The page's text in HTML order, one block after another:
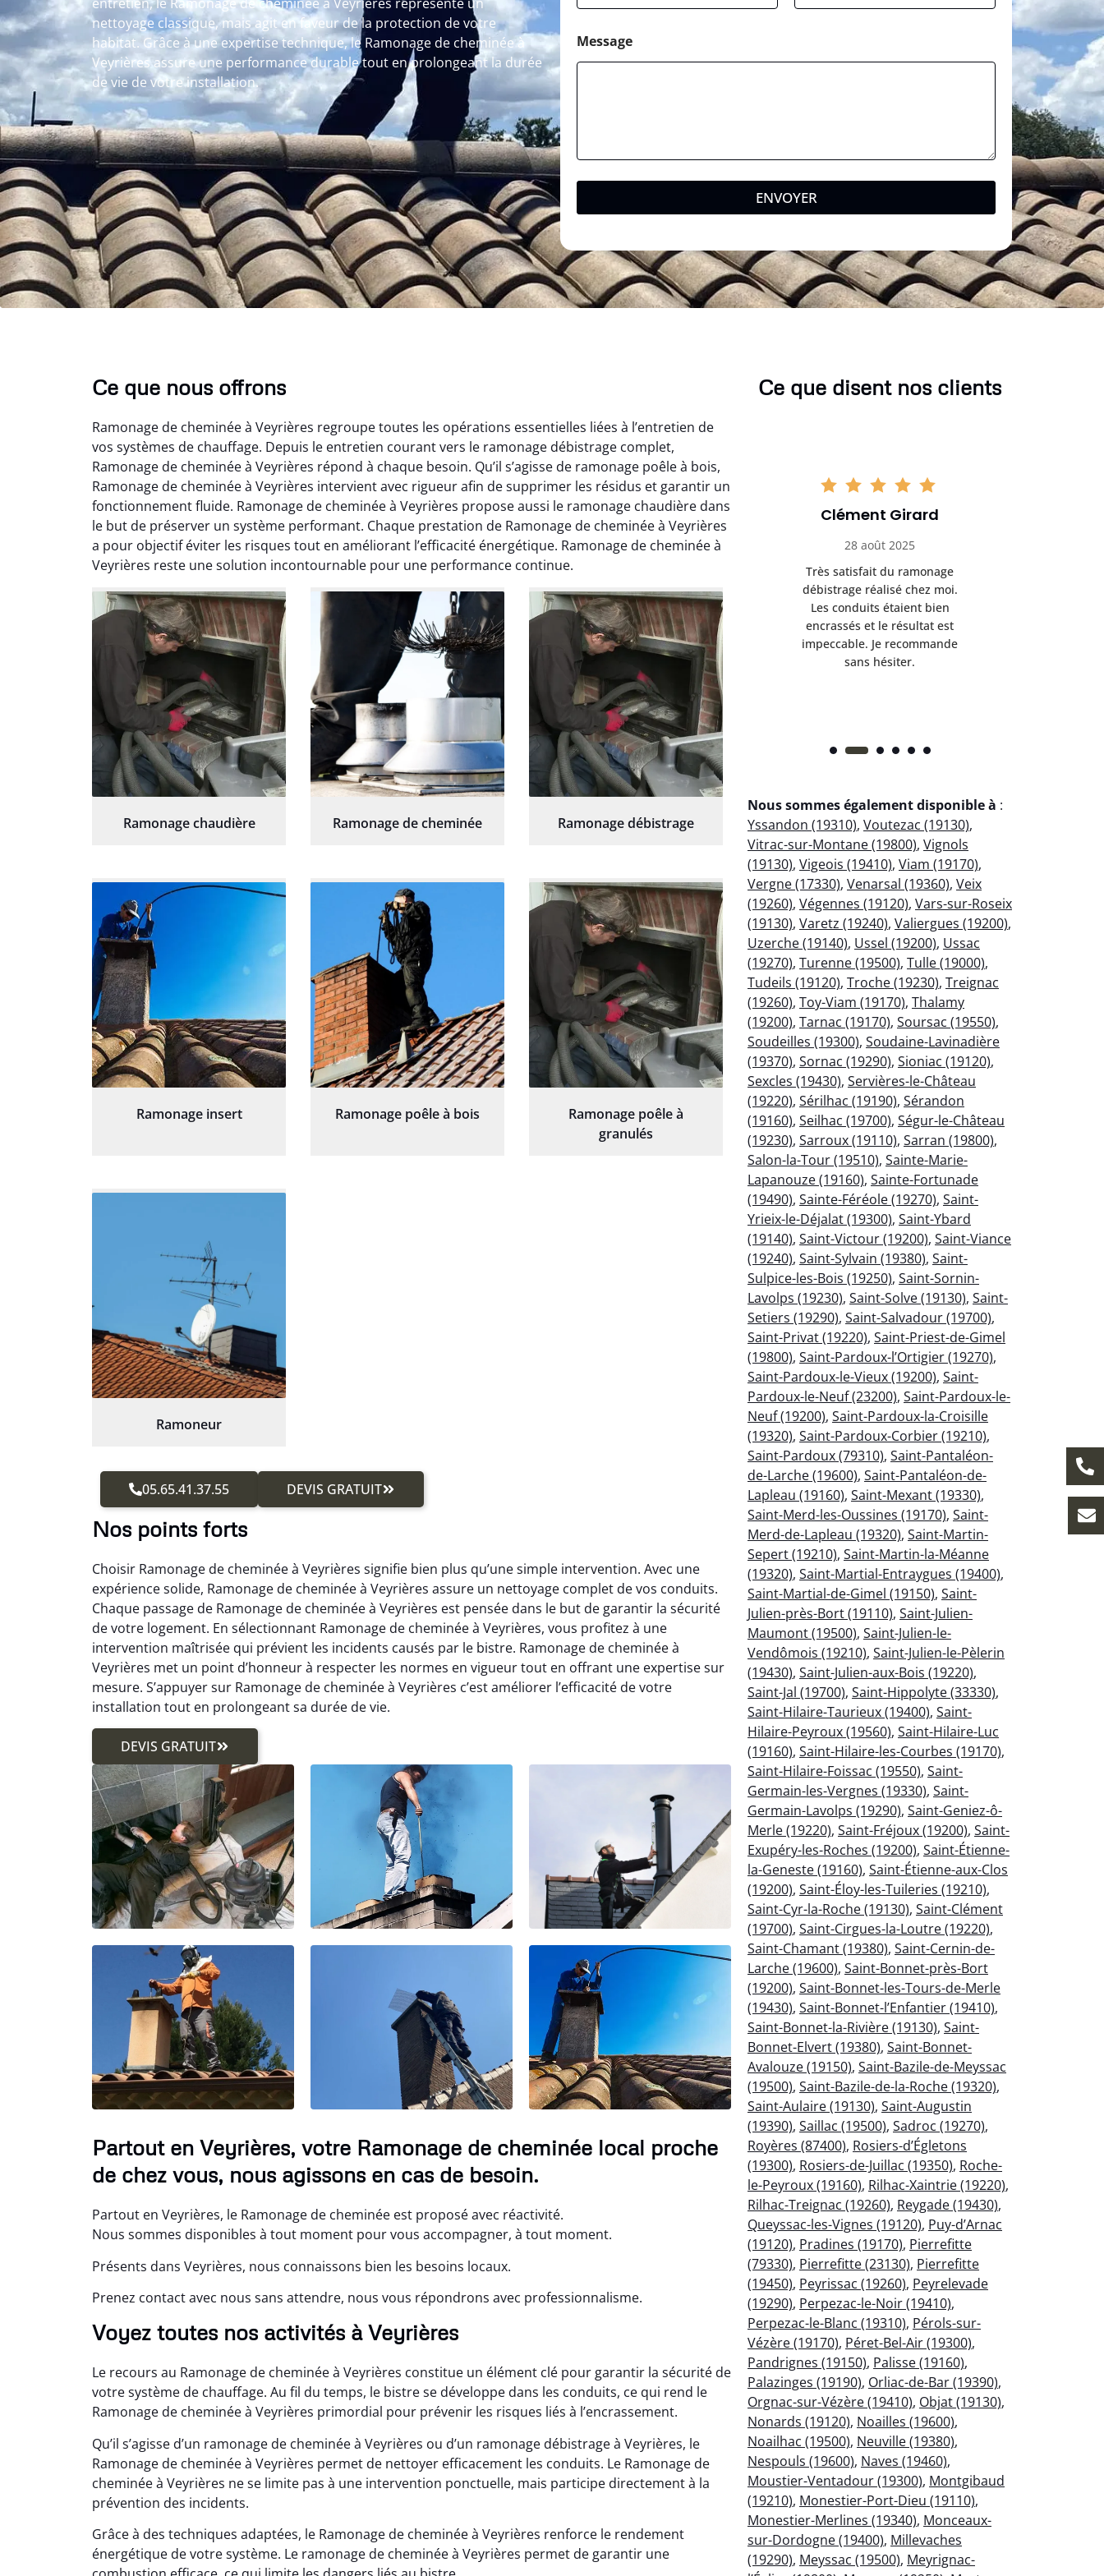
nettoyage classique, mais agit en faveur de la protection de votre
habitat. Grâce à une expertise technique, le Ramonage de cheminée à
Veyrières assure une performance durable tout en prolongeant la durée
de vie de votre installation.
Message
ENVOYER
Ce que nous offrons
Ramonage de cheminée à Veyrières regroupe toutes les opérations essentielles liées à l’entretien de
vos systèmes de chauffage. Depuis le entretien courant vers le ramonage débistrage complet,
Ramonage de cheminée à Veyrières répond à chaque besoin. Qu’il s’agisse de ramonage poêle à bois,
Ramonage de cheminée à Veyrières intervient avec rigueur afin de supprimer les résidus et garantir un
fonctionnement fluide. Ramonage de cheminée à Veyrières propose aussi le ramonage chaudière dans
le but de préserver un système performant. Chaque prestation de Ramonage de cheminée à Veyrières
a pour objectif éviter les risques tout en améliorant l’efficacité énergétique. Ramonage de cheminée à
Veyrières reste une solution incontournable pour une performance continue.
Ramonage chaudière Ramonage de cheminée Ramonage débistrage
Ramonage insert Ramonage poêle à bois
Ramonage poêle à
granulés
Ramoneur
05.65.41.37.55 DEVIS GRATUIT
Nos points forts
Choisir Ramonage de cheminée à Veyrières signifie bien plus qu’une simple intervention. Avec une
expérience solide, Ramonage de cheminée à Veyrières assure un nettoyage complet de vos conduits.
Chaque passage de Ramonage de cheminée à Veyrières est pensée dans le but de garantir la sécurité
de votre logement. En sélectionnant Ramonage de cheminée à Veyrières, vous profitez à une
intervention maîtrisée qui prévient les incidents causés par le bistre. Ramonage de cheminée à
Veyrières met un point d’honneur à respecter les normes en vigueur tout en offrant une expertise sur
mesure. S’appuyer sur Ramonage de cheminée à Veyrières c’est améliorer l’efficacité de votre
installation tout en prolongeant sa durée de vie.
DEVIS GRATUIT
Partout en Veyrières, votre Ramonage de cheminée local proche
de chez vous, nous agissons en cas de besoin.
Partout en Veyrières, le Ramonage de cheminée est proposé avec réactivité.
Nous sommes disponibles à tout moment pour vous accompagner, à tout moment.
Présents dans Veyrières, nous connaissons bien les besoins locaux.
Prenez contact avec nous sans attendre, nous vous répondrons avec professionnalisme.
Voyez toutes nos activités à Veyrières
Le recours au Ramonage de cheminée à Veyrières constitue un élément clé pour garantir la sécurité de
votre système de chauffage. Au fil du temps, le bistre se développe dans les conduits, ce qui rend le
Ramonage de cheminée à Veyrières primordial pour prévenir les risques liés à l’encrassement.
Qu’il s’agisse d’un ramonage de cheminée à Veyrières ou d’un ramonage débistrage à Veyrières, le
Ramonage de cheminée à Veyrières permet de nettoyer efficacement les conduits. Le Ramonage de
cheminée à Veyrières ne se limite pas à une intervention ponctuelle, mais participe directement à la
prévention des incidents.
Grâce à des techniques adaptées, le Ramonage de cheminée à Veyrières renforce le rendement
énergétique de votre système. Le ramonage de cheminée à Veyrières permet de garantir une
Ce que disent nos clients
Nicolas Perrin
22 janvier 2026
Intervention rapide et très
propre pour le ramonage
débistrage. On sent tout de
suite la différence au niveau
du tirage. Très satisfait.
Yannick Morel
12 juillet 2025
Intervention très efficace
pour le ramonage débistrage
de ma cheminée. Le tirage
est nettement meilleur et
plus aucune odeur. Travail
propre et rapide.
Clément Girard
28 août 2025
Très satisfait du ramonage
débistrage réalisé chez moi.
Les conduits étaient bien
encrassés et le résultat est
impeccable. Je recommande
sans hésiter.
Nous sommes également disponible à :
Yssandon (19310), Voutezac (19130),
Vitrac-sur-Montane (19800), Vignols
(19130), Vigeois (19410), Viam (19170),
Vergne (17330), Venarsal (19360), Veix
(19260), Végennes (19120), Vars-sur-Roseix
(19130), Varetz (19240), Valiergues (19200),
Uzerche (19140), Ussel (19200), Ussac
(19270), Turenne (19500), Tulle (19000),
Tudeils (19120), Troche (19230), Treignac
(19260), Toy-Viam (19170), Thalamy
(19200), Tarnac (19170), Soursac (19550),
Soudeilles (19300), Soudaine-Lavinadière
(19370), Sornac (19290), Sioniac (19120),
Sexcles (19430), Servières-le-Château
(19220), Sérilhac (19190), Sérandon
(19160), Seilhac (19700), Ségur-le-Château
(19230), Sarroux (19110), Sarran (19800),
Salon-la-Tour (19510), Sainte-Marie-
Lapanouze (19160), Sainte-Fortunade
(19490), Sainte-Féréole (19270), Saint-
Yrieix-le-Déjalat (19300), Saint-Ybard
(19140), Saint-Victour (19200), Saint-Viance
(19240), Saint-Sylvain (19380), Saint-
Sulpice-les-Bois (19250), Saint-Sornin-
Lavolps (19230), Saint-Solve (19130), Saint-
Setiers (19290), Saint-Salvadour (19700),
Saint-Privat (19220), Saint-Priest-de-Gimel
(19800), Saint-Pardoux-l’Ortigier (19270),
Saint-Pardoux-le-Vieux (19200), Saint-
Pardoux-le-Neuf (23200), Saint-Pardoux-le-
Neuf (19200), Saint-Pardoux-la-Croisille
(19320), Saint-Pardoux-Corbier (19210),
Saint-Pardoux (79310), Saint-Pantaléon-
de-Larche (19600), Saint-Pantaléon-de-
Lapleau (19160), Saint-Mexant (19330),
Saint-Merd-les-Oussines (19170), Saint-
Merd-de-Lapleau (19320), Saint-Martin-
Sepert (19210), Saint-Martin-la-Méanne
(19320), Saint-Martial-Entraygues (19400),
Saint-Martial-de-Gimel (19150), Saint-
Julien-près-Bort (19110), Saint-Julien-
Maumont (19500), Saint-Julien-le-
Vendômois (19210), Saint-Julien-le-Pèlerin
(19430), Saint-Julien-aux-Bois (19220),
Saint-Jal (19700), Saint-Hippolyte (33330),
Saint-Hilaire-Taurieux (19400), Saint-
Hilaire-Peyroux (19560), Saint-Hilaire-Luc
(19160), Saint-Hilaire-les-Courbes (19170),
Saint-Hilaire-Foissac (19550), Saint-
Germain-les-Vergnes (19330), Saint-
Germain-Lavolps (19290), Saint-Geniez-ô-
Merle (19220), Saint-Fréjoux (19200), Saint-
Exupéry-les-Roches (19200), Saint-Étienne-
la-Geneste (19160), Saint-Étienne-aux-Clos
(19200), Saint-Éloy-les-Tuileries (19210),
Saint-Cyr-la-Roche (19130), Saint-Clément
(19700), Saint-Cirgues-la-Loutre (19220),
Saint-Chamant (19380), Saint-Cernin-de-
Larche (19600), Saint-Bonnet-près-Bort
(19200), Saint-Bonnet-les-Tours-de-Merle
(19430), Saint-Bonnet-l’Enfantier (19410),
Saint-Bonnet-la-Rivière (19130), Saint-
Bonnet-Elvert (19380), Saint-Bonnet-
Avalouze (19150), Saint-Bazile-de-Meyssac
(19500), Saint-Bazile-de-la-Roche (19320),
Saint-Aulaire (19130), Saint-Augustin
(19390), Saillac (19500), Sadroc (19270),
Royères (87400), Rosiers-d’Égletons
(19300), Rosiers-de-Juillac (19350), Roche-
le-Peyroux (19160), Rilhac-Xaintrie (19220),
Rilhac-Treignac (19260), Reygade (19430),
Queyssac-les-Vignes (19120), Puy-d’Arnac
(19120), Pradines (19170), Pierrefitte
(79330), Pierrefitte (23130), Pierrefitte
(19450), Peyrissac (19260), Peyrelevade
(19290), Perpezac-le-Noir (19410),
Perpezac-le-Blanc (19310), Pérols-sur-
Vézère (19170), Péret-Bel-Air (19300),
Pandrignes (19150), Palisse (19160),
Palazinges (19190), Orliac-de-Bar (19390),
Orgnac-sur-Vézère (19410), Objat (19130),
Nonards (19120), Noailles (19600),
Noailhac (19500), Neuville (19380),
Nespouls (19600), Naves (19460),
Moustier-Ventadour (19300), Montgibaud
(19210), Monestier-Port-Dieu (19110),
Monestier-Merlines (19340), Monceaux-
sur-Dordogne (19400), Millevaches
(19290), Meyssac (19500), Meyrignac-